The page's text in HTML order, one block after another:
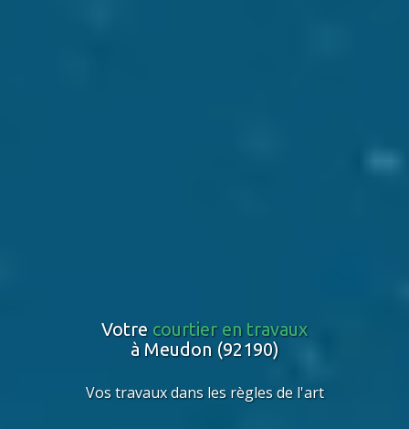
Votre courtier en travaux
à Meudon (92190)
Vos travaux dans les règles de l'art